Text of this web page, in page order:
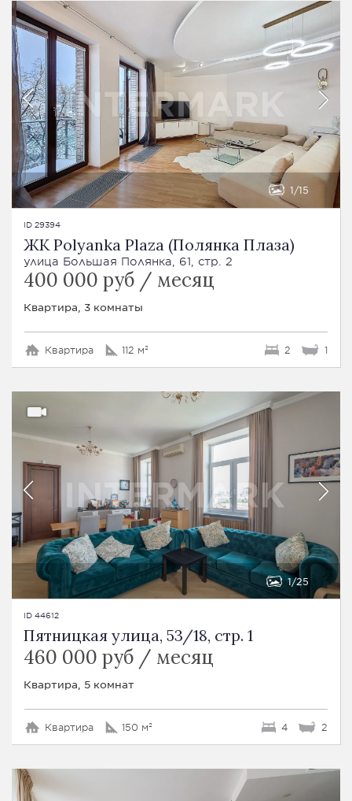
1 15
ID 29394
ЖК Polyanka Plaza (Полянка Плаза)
улица Большая Полянка, 61, стр. 2
400 000 руб / месяц
Квартира, 3 комнаты
Квартира 112 м² 2 1
1 25
ID 44612
Пятницкая улица, 53/18, стр. 1
460 000 руб / месяц
Квартира, 5 комнат
Квартира 150 м² 4 2